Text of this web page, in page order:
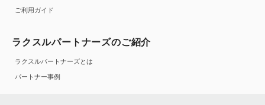
ご利用ガイド
ラクスルパートナーズのご紹介
ラクスルパートナーズとは
パートナー事例